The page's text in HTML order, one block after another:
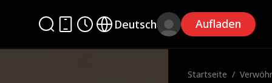
Deutsch Aufladen
Startseite /